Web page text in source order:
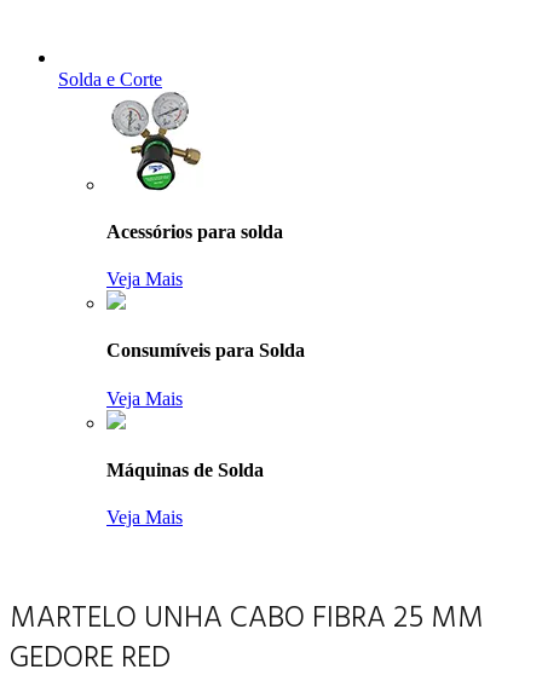
Solda e Corte
Acessórios para solda
Veja Mais
Consumíveis para Solda
Veja Mais
Máquinas de Solda
Veja Mais
MARTELO UNHA CABO FIBRA 25 MM
GEDORE RED